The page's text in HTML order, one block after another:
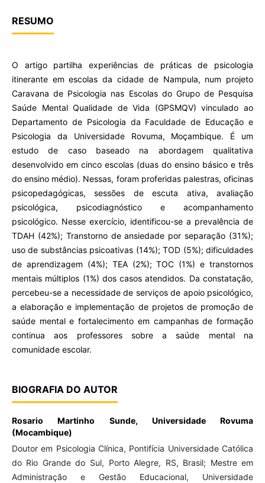
RESUMO
O artigo partilha experiências de práticas de psicologia
itinerante em escolas da cidade de Nampula, num projeto
Caravana de Psicologia nas Escolas do Grupo de Pesquisa
Saúde Mental Qualidade de Vida (GPSMQV) vinculado ao
Departamento de Psicologia da Faculdade de Educação e
Psicologia da Universidade Rovuma, Moçambique. É um
estudo de caso baseado na abordagem qualitativa
desenvolvido em cinco escolas (duas do ensino básico e três
do ensino médio). Nessas, foram proferidas palestras, oficinas
psicopedagógicas, sessões de escuta ativa, avaliação
psicológica, psicodiagnóstico e acompanhamento
psicológico. Nesse exercício, identificou-se a prevalência de
TDAH (42%); Transtorno de ansiedade por separação (31%);
uso de substâncias psicoativas (14%); TOD (5%); dificuldades
de aprendizagem (4%); TEA (2%); TOC (1%) e transtornos
mentais múltiplos (1%) dos casos atendidos. Da constatação,
percebeu-se a necessidade de serviços de apoio psicológico,
a elaboração e implementação de projetos de promoção de
saúde mental e fortalecimento em campanhas de formação
continua aos professores sobre a saúde mental na
comunidade escolar.
BIOGRAFIA DO AUTOR
Rosario Martinho Sunde, Universidade Rovuma
(Mocambique)
Doutor em Psicologia Clínica, Pontifícia Universidade Católica
do Rio Grande do Sul, Porto Alegre, RS, Brasil; Mestre em
Administração e Gestão Educacional, Universidade